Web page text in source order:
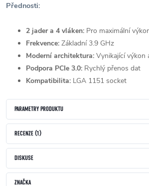
Přednosti:
2 jader a 4 vláken: Pro maximální
Frekvence: Základní 3.9 GHz
Moderní architektura: Vynikající výkon
Podpora PCIe 3.0: Rychlý přenos dat
Kompatibilita: LGA 1151 socket
PARAMETRY PRODUKTU
RECENZE (1)
DISKUSE
ZNAČKA